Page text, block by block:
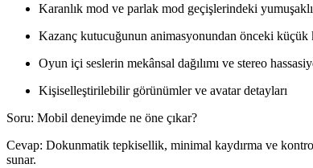
Karanlık mod ve parlak mod geçişlerindeki
Kazanç kutucuğunun animasyonundan önceki küçük
Oyun içi seslerin mekânsal dağılımı ve stereo
Kişiselleştirilebilir görünümler ve avatar detayları
Soru: Mobil deneyimde ne öne çıkar?
Cevap: Dokunmatik tepkisellik, minimal kaydırma ve
sunar.